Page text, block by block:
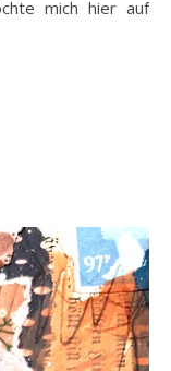
mich hier auf